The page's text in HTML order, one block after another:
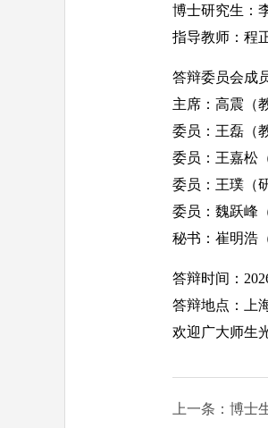
博士研究生：
指导教师：程
答辩委员会成
主席：高震（
委员：王磊（
委员：王嘉松
委员：王璞（
委员：魏跃峰
秘书：崔明浩
答辩时间：
答辩地点：上
欢迎广大师生
上一条：博士